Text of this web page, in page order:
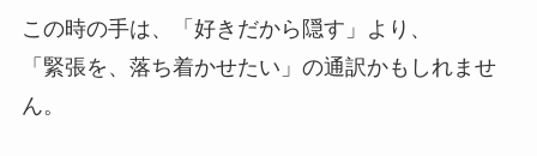
この時の手は、「好きだから隠す」より、
「緊張を、落ち着かせたい」の通訳かもしれませ
ん。